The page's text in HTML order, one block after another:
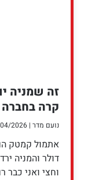
זה שמניה
קרה בחברה
נועם מדר
וחצי ואני